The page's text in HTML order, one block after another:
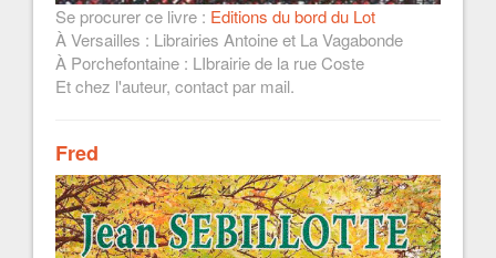
Se procurer ce livre : Editions du bord du Lot
À Versailles : Librairies Antoine et La Vagabonde
À Porchefontaine : LIbrairie de la rue Coste
Et chez l'auteur, contact par mail.
Fred